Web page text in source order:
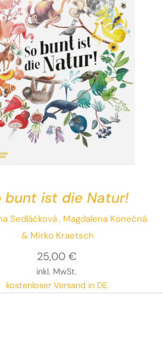
bunt ist die Natur!
Sedláčková, Magdalena Konečná
& Mirko Kraetsch
25,00 €
inkl. MwSt.
kostenloser Versand in DE